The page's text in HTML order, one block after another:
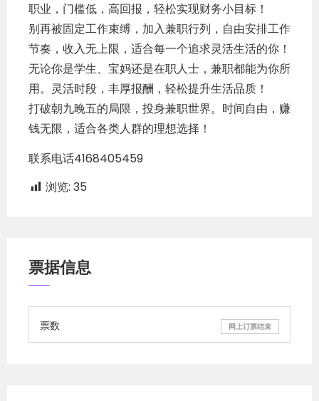
职业，门槛低，高回报，轻松实现财务小目标！
别再被固定工作束缚，加入兼职行列，自由安排工作
节奏，收入无上限，适合每一个追求灵活生活的你！
无论你是学生、宝妈还是在职人士，兼职都能为你所
用。灵活时段，丰厚报酬，轻松提升生活品质！
打破朝九晚五的局限，投身兼职世界。时间自由，赚
钱无限，适合各类人群的理想选择！
联系电话4168405459
浏览: 35
票据信息
票数 网上订票结束